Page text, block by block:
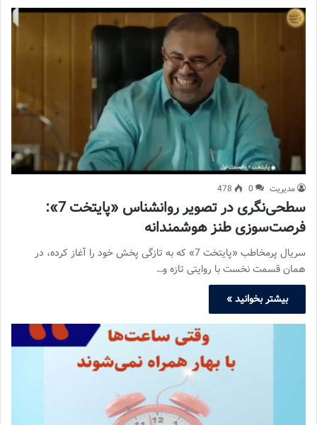
مدیریت 0
478
سطحی‌نگری در تصویر روانشناس «پایتخت 7»:
فرصت‌سوزی طنز هوشمندانه
سریال پرمخاطب «پایتخت 7» که به تازگی پخش خود را آغاز کرده، در
همان قسمت نخست با روایتی تازه و…
بیشتر بخوانید »